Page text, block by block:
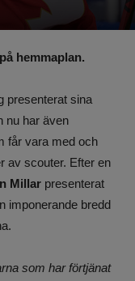
hemmaplan.
presenterat sina
nu har även
får vara med och
av scouter. Efter en
Millar presenterat
imponerande bredd
som har förtjänat